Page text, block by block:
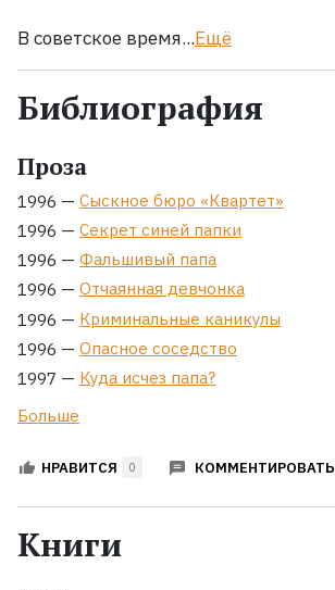
В советское время...Ещё
Библиография
Проза
1996 — Сыскное бюро «Квартет»
1996 — Секрет синей папки
1996 — Фальшивый папа
1996 — Отчаянная девчонка
1996 — Криминальные каникулы
1996 — Опасное соседство
1997 — Куда исчез папа?
Больше
НРАВИТСЯ 0 КОММЕНТИРОВАТЬ
Книги